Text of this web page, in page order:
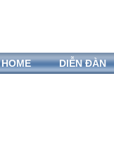
HOME DIỄN ĐÀN